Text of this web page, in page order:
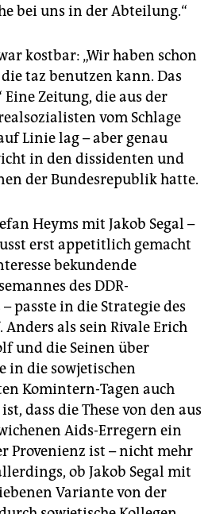
bei uns in der Abteilung.“
kostbar: „Wir haben schon
taz benutzen kann. Das
Zeitung, die aus der
vom Schlage
Linie lag – aber genau
in den dissidenten und
der Bundesrepublik hatte.
Heyms mit Jakob Segal –
erst appetitlich gemacht
bekundende
des DDR-
passte in die Strategie des
Anders als sein Rivale Erich
und die Seinen über
in die sowjetischen
Komintern-Tagen auch
dass die These von den aus
Aids-Erregern ein
Provenienz ist – nicht mehr
ob Jakob Segal mit
Variante von der